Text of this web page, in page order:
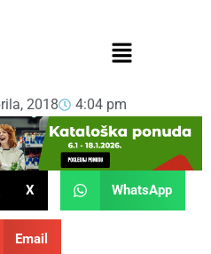
2018 4:04 pm
X WhatsApp
Email